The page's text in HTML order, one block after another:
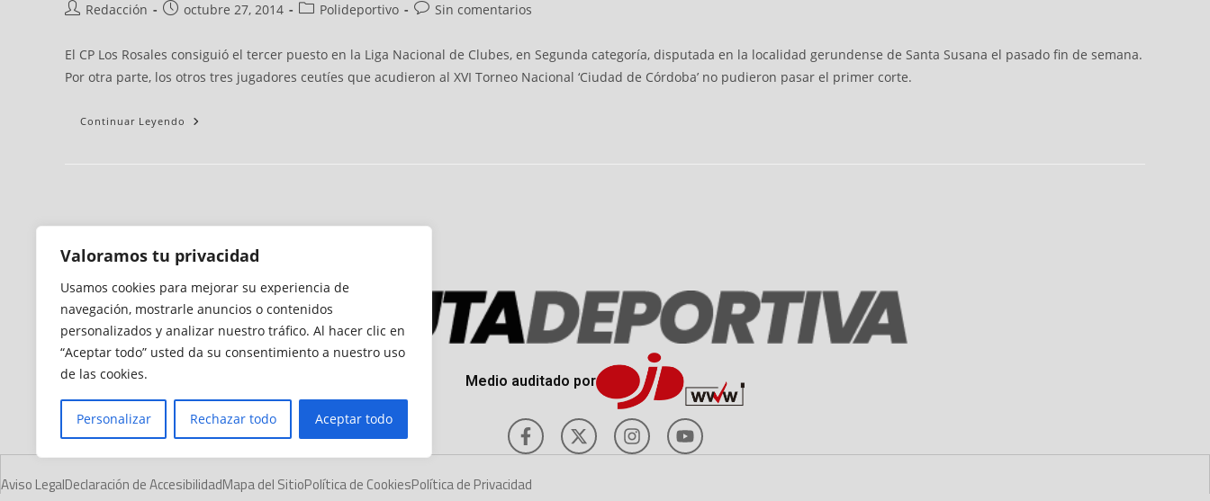
Valoramos tu privacidad
Usamos cookies para mejorar su experiencia de
navegación, mostrarle anuncios o contenidos
personalizados y analizar nuestro tráfico. Al hacer clic en
“Aceptar todo” usted da su consentimiento a nuestro uso
de las cookies.
Personalizar Rechazar todo Aceptar todo
Redacción octubre 27, 2014 Polideportivo Sin comentarios
El CP Los Rosales consiguió el tercer puesto en la Liga Nacional de Clubes, en Segunda categoría, disputada en la localidad gerundense de Santa Susana el pasado fin de semana.
Por otra parte, los otros tres jugadores ceutíes que acudieron al XVI Torneo Nacional ‘Ciudad de Córdoba’ no pudieron pasar el primer corte.
Continuar Leyendo
Medio auditado por
Aviso LegalDeclaración de AccesibilidadMapa del SitioPolítica de CookiesPolítica de Privacidad